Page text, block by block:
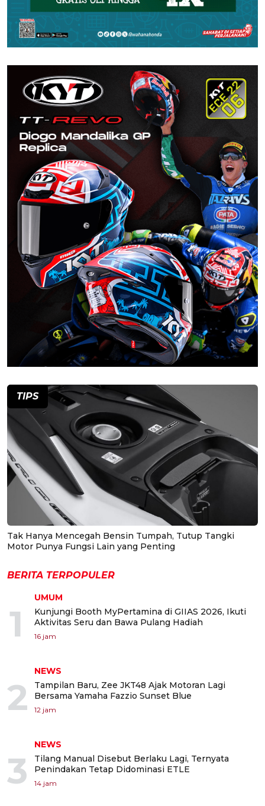
TIPS
Tak Hanya Mencegah Bensin Tumpah, Tutup Tangki
Motor Punya Fungsi Lain yang Penting
BERITA TERPOPULER
1
UMUM
Kunjungi Booth MyPertamina di GIIAS 2026, Ikuti
Aktivitas Seru dan Bawa Pulang Hadiah
16 jam
2
NEWS
Tampilan Baru, Zee JKT48 Ajak Motoran Lagi
Bersama Yamaha Fazzio Sunset Blue
12 jam
3
NEWS
Tilang Manual Disebut Berlaku Lagi, Ternyata
Penindakan Tetap Didominasi ETLE
14 jam